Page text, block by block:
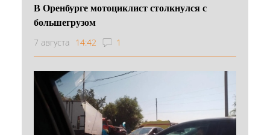
В Оренбурге мотоциклист столкнулся с
большегрузом
7 августа 14:42 1